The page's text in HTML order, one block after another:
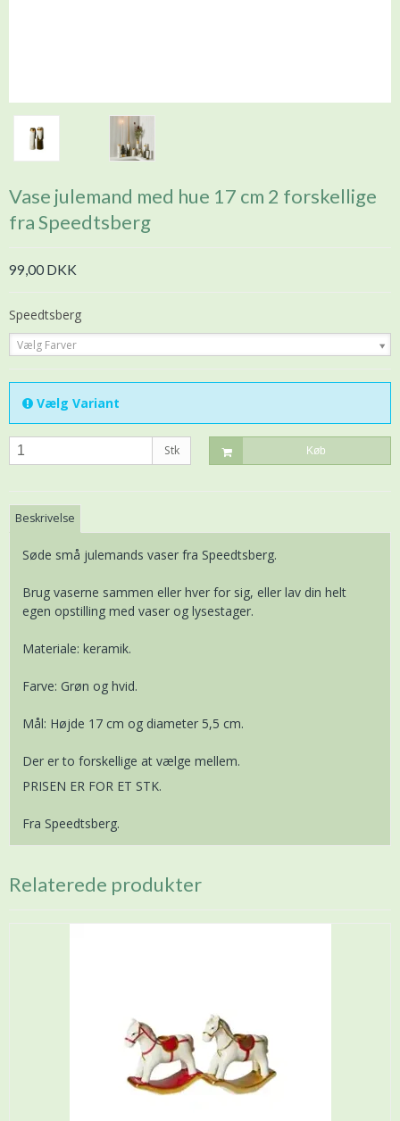
Vase julemand med hue 17 cm 2 forskellige
fra Speedtsberg
99,00 DKK
Speedtsberg
Vælg Farver
Vælg Variant
Stk Køb
Beskrivelse
Søde små julemands vaser fra Speedtsberg.
Brug vaserne sammen eller hver for sig, eller lav din helt
egen opstilling med vaser og lysestager.
Materiale: keramik.
Farve: Grøn og hvid.
Mål: Højde 17 cm og diameter 5,5 cm.
Der er to forskellige at vælge mellem.
PRISEN ER FOR ET STK.
Fra Speedtsberg.
Relaterede produkter